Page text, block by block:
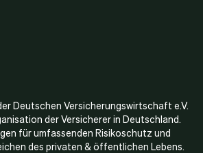
Deutschen Versicherungswirtschaft e.V.
der Versicherer in Deutschland.
für umfassenden Risikoschutz und
des privaten & öffentlichen Lebens.